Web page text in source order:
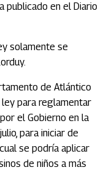
publicado en el Diario
solamente se
de Atlántico
para reglamentar
el Gobierno en la
para iniciar de
se podría aplicar
de niños a más